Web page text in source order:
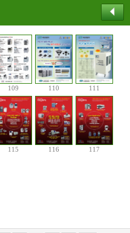
109 110 111
115 116 117